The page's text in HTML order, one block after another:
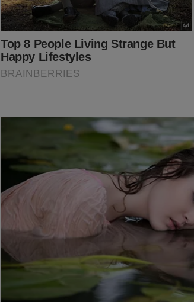
Moraes está visivelmente abalado. A "conta"
começaram no famigerado Inquérito das
todos os relatos de censura, prisões e
esconder à todo custo. Mas, como ter esse
https://www.conteudoconservador.com.br/
pode-saber